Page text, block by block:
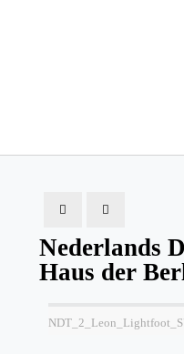
Nederlands
Haus der